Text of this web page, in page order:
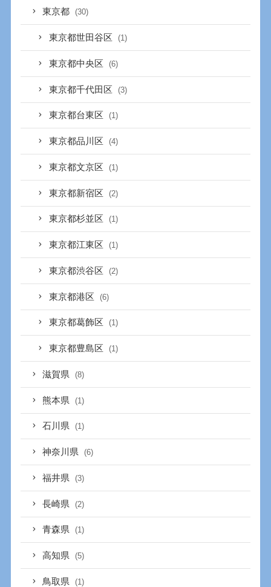
東京都 (30)
東京都世田谷区 (1)
東京都中央区 (6)
東京都千代田区 (3)
東京都台東区 (1)
東京都品川区 (4)
東京都文京区 (1)
東京都新宿区 (2)
東京都杉並区 (1)
東京都江東区 (1)
東京都渋谷区 (2)
東京都港区 (6)
東京都葛飾区 (1)
東京都豊島区 (1)
滋賀県 (8)
熊本県 (1)
石川県 (1)
神奈川県 (6)
福井県 (3)
長崎県 (2)
青森県 (1)
高知県 (5)
鳥取県 (1)